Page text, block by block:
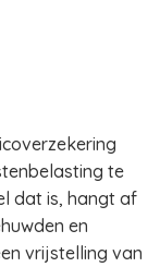
te
dat is, hangt af
en
vrijstelling van